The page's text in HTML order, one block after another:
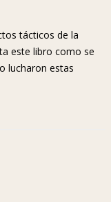
tácticos de la
este libro como se
lucharon estas